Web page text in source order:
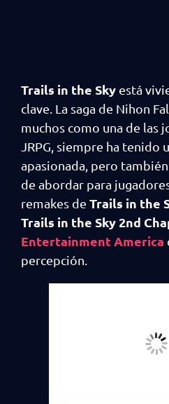
Trails in the Sky está
clave. La saga de Nihon
muchos como una de las
JRPG, siempre ha tenido
apasionada, pero
de abordar para
remakes de Trails in the
Trails in the Sky 2nd
Entertainment America
percepción.